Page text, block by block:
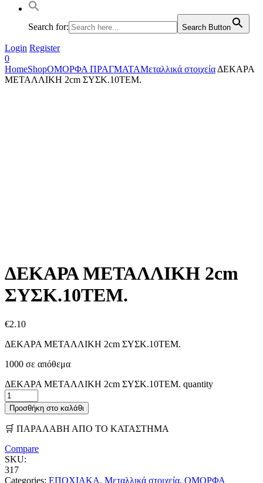
Search for: Search Button
Login Register
0
HomeShopΟΜΟΡΦΑ ΠΡΑΓΜΑΤΑΜεταλλικά στοιχεία ΔΕΚΑΡΑ
ΜΕΤΑΛΛΙΚΗ 2cm ΣΥΣΚ.10ΤΕΜ.
ΔΕΚΑΡΑ ΜΕΤΑΛΛΙΚΗ 2cm
ΣΥΣΚ.10ΤΕΜ.
€2.10
ΔΕΚΑΡΑ ΜΕΤΑΛΛΙΚΗ 2cm ΣΥΣΚ.10ΤΕΜ.
1000 σε απόθεμα
ΔΕΚΑΡΑ ΜΕΤΑΛΛΙΚΗ 2cm ΣΥΣΚ.10ΤΕΜ. quantity
Προσθήκη στο καλάθι
🛒 ΠΑΡΑΛΑΒΗ ΑΠΟ ΤΟ ΚΑΤΑΣΤΗΜΑ
Compare
SKU:
317
Categories: ΕΠΟΧΙΑΚΑ, Μεταλλικά στοιχεία, ΟΜΟΡΦΑ